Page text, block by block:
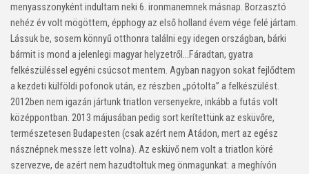
menyasszonyként indultam neki 6. ironmanemnek másnap. Borzasztó
nehéz év volt mögöttem, épphogy az első holland évem vége felé jártam.
Lássuk be, sosem könnyű otthonra találni egy idegen országban, bárki
bármit is mond a jelenlegi magyar helyzetről…Fáradtan, gyatra
felkészüléssel egyéni csúcsot mentem. Agyban nagyon sokat fejlődtem
a kezdeti külföldi pofonok után, ez részben „pótolta” a felkészülést.
2012ben nem igazán jártunk triatlon versenyekre, inkább a futás volt
középpontban. 2013 májusában pedig sort kerítettünk az esküvőre,
természetesen Budapesten (csak azért nem Atádon, mert az egész
násznépnek messze lett volna). Az esküvő nem volt a triatlon köré
szervezve, de azért nem hazudtoltuk meg önmagunkat: a meghívón